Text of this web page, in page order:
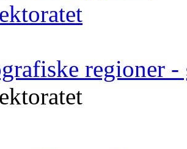
regioner -